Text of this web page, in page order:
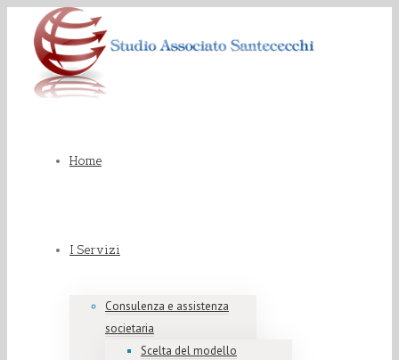
Home
I Servizi
Consulenza e assistenza
societaria
Scelta del modello